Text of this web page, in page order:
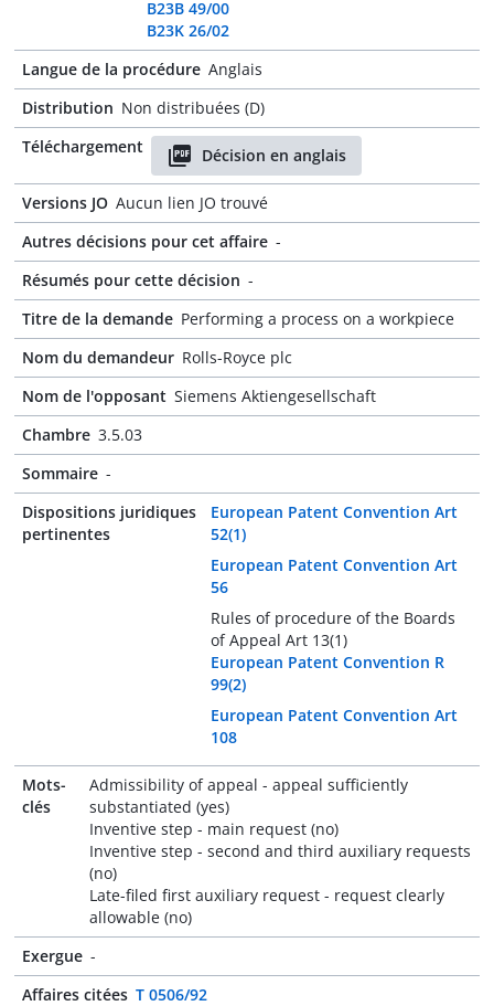
B23B 49/00
B23K 26/02
Langue de la procédure Anglais
Distribution Non distribuées (D)
Téléchargement
Décision en anglais
Versions JO Aucun lien JO trouvé
Autres décisions pour cet affaire -
Résumés pour cette décision -
Titre de la demande Performing a process on a workpiece
Nom du demandeur Rolls-Royce plc
Nom de l'opposant Siemens Aktiengesellschaft
Chambre 3.5.03
Sommaire -
Dispositions juridiques
pertinentes
European Patent Convention Art
52(1)
European Patent Convention Art
56
Rules of procedure of the Boards
of Appeal Art 13(1)
European Patent Convention R
99(2)
European Patent Convention Art
108
Mots-
clés
Admissibility of appeal - appeal sufficiently
substantiated (yes)
Inventive step - main request (no)
Inventive step - second and third auxiliary requests
(no)
Late-filed first auxiliary request - request clearly
allowable (no)
Exergue -
Affaires citées T 0506/92